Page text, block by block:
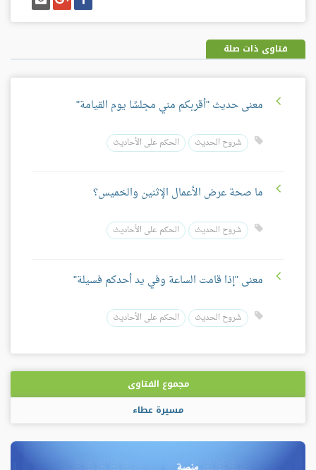
على
فيسبوك
على
غوغل
بلس
إيميل
فتاوى ذات صلة
معنى حديث "أقربكم مني مجلسًا يوم القيامة"
شروح الحديث الحكم على الأحاديث
ما صحة عرض الأعمال الإثنين والخميس؟
شروح الحديث الحكم على الأحاديث
معنى "إذا قامت الساعة وفي يد أحدكم فسيلة"
شروح الحديث الحكم على الأحاديث
مجموع الفتاوى
مسيرة عطاء